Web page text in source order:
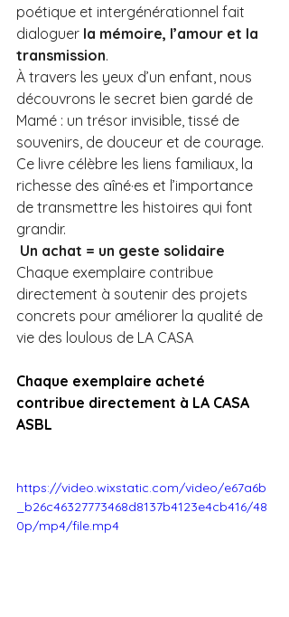
poétique et intergénérationnel fait
dialoguer la mémoire, l’amour et la
transmission.
À travers les yeux d’un enfant, nous
découvrons le secret bien gardé de
Mamé : un trésor invisible, tissé de
souvenirs, de douceur et de courage.
Ce livre célèbre les liens familiaux, la
richesse des aîné·es et l’importance
de transmettre les histoires qui font
grandir.
Un achat = un geste solidaire
Chaque exemplaire contribue
directement à soutenir des projets
concrets pour améliorer la qualité de
vie des loulous de LA CASA
Chaque exemplaire acheté
contribue directement à LA CASA
ASBL
https://video.wixstatic.com/video/e67a6b
_b26c46327773468d8137b4123e4cb416/48
0p/mp4/file.mp4